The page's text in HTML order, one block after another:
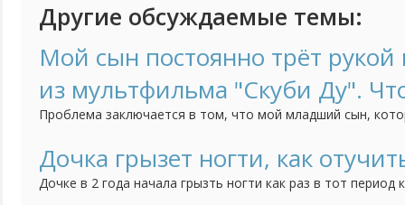
Другие обсуждаемые темы:
Мой сын постоянно трёт рукой
из мультфильма "Скуби Ду".
Проблема заключается в том, что мой младший сын,
как он начал посещать детский сад. Психолог говорит,
но мне страшно за своё чадо. Может быть у кого-нибудь
Дочка грызет ногти, как
Дочке в 2 года начала грызть ногти как раз в тот период